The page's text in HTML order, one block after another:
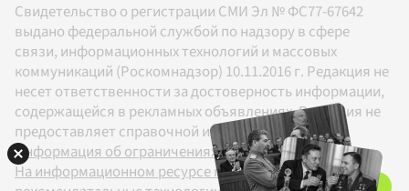
Свидетельство о регистрации СМИ Эл № ФС77-67642
выдано федеральной службой по надзору в сфере
связи, информационных технологий и массовых
коммуникаций (Роскомнадзор) 10.11.2016 г. Редакция не
несет ответственности за достоверность информации,
содержащейся в рекламных объявлениях. Редакция не
предоставляет справочной информации.
Информация об ограничениях
На информационном ресурсе применяются